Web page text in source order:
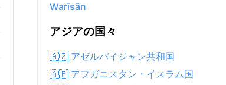
Warīsān
アジアの国々
🇦🇿 アゼルバイジャン共和国
🇦🇫 アフガニスタン・イスラム国